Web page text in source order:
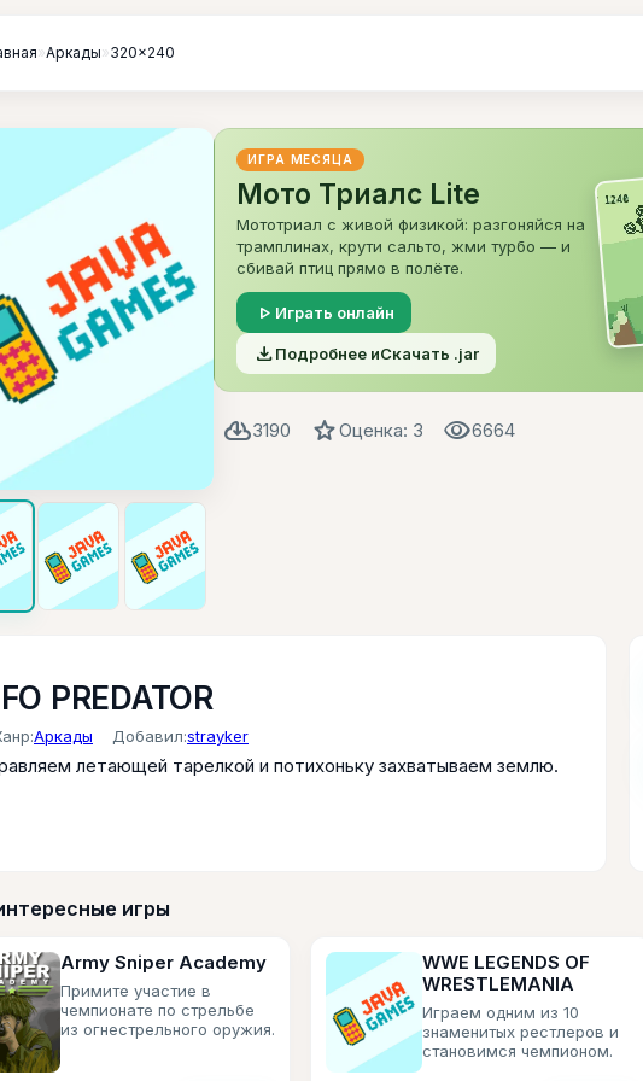
»Аркады»320x240
ИГРА МЕСЯЦА
Мото Триалс Lite
Мототриал с живой физикой: разгоняйся на
трамплинах, крути сальто, жми турбо — и
сбивай птиц прямо в полёте.
play_arrow Играть онлайн
file_downloadПодробнее иСкачать .jar
cloud_download3190 starОценка: 3 visibility6664
PREDATOR
Аркады Добавил:strayker
летающей тарелкой и потихоньку захватываем землю.
игры
Army Sniper Academy
Примите участие в
чемпионате по стрельбе
из огнестрельного оружия.
WWE LEGENDS OF
WRESTLEMANIA
Играем одним из 10
знаменитых рестлеров и
становимся чемпионом.